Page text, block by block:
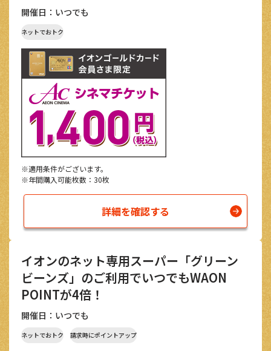
開催日：いつでも
ネットでおトク
※適用条件がございます。
※年間購入可能枚数：30枚
詳細を確認する
イオンのネット専用スーパー「グリーン
ビーンズ」のご利用でいつでもWAON
POINTが4倍！
開催日：いつでも
ネットでおトク 請求時にポイントアップ